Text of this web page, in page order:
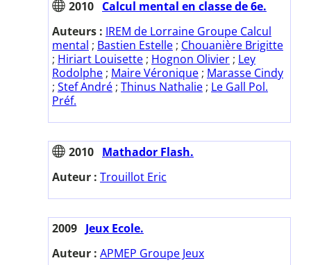
2010 Calcul mental en classe de 6e.
Auteurs : IREM de Lorraine Groupe Calcul
mental ; Bastien Estelle ; Chouanière Brigitte
; Hiriart Louisette ; Hognon Olivier ; Ley
Rodolphe ; Maire Véronique ; Marasse Cindy
; Stef André ; Thinus Nathalie ; Le Gall Pol.
Préf.
2010 Mathador Flash.
Auteur : Trouillot Eric
2009 Jeux Ecole.
Auteur : APMEP Groupe Jeux